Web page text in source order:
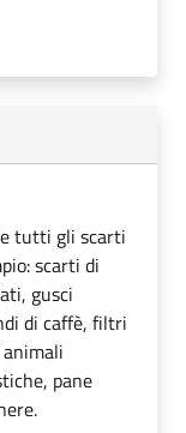
tutti gli scarti
scarti di
gusci
di caffè, filtri
pane